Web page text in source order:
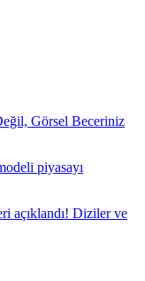
Görsel Beceriniz
piyasayı
açıklandı! Diziler ve